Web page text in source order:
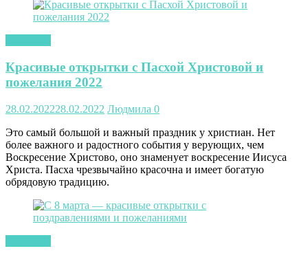
Красивые открытки с Пасхой Христовой и
пожелания 2022
28.02.202228.02.2022 Людмила 0
Это самый большой и важный праздник у христиан. Нет
более важного и радостного события у верующих, чем
Воскресение Христово, оно знаменует воскресение Иисуса
Христа. Пасха чрезвычайно красочна и имеет богатую
обрядовую традицию.